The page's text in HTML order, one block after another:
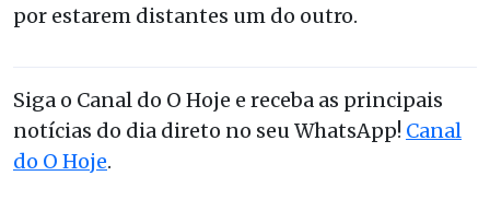
por estarem distantes um do outro.
Siga o Canal do O Hoje e receba as principais
notícias do dia direto no seu WhatsApp! Canal
do O Hoje.